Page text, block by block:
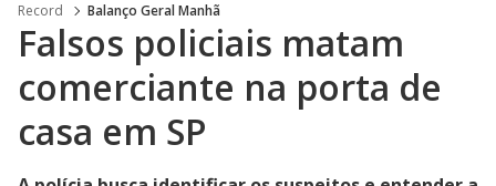
Record Balanço Geral Manhã
Falsos policiais matam
comerciante na porta de
casa em SP